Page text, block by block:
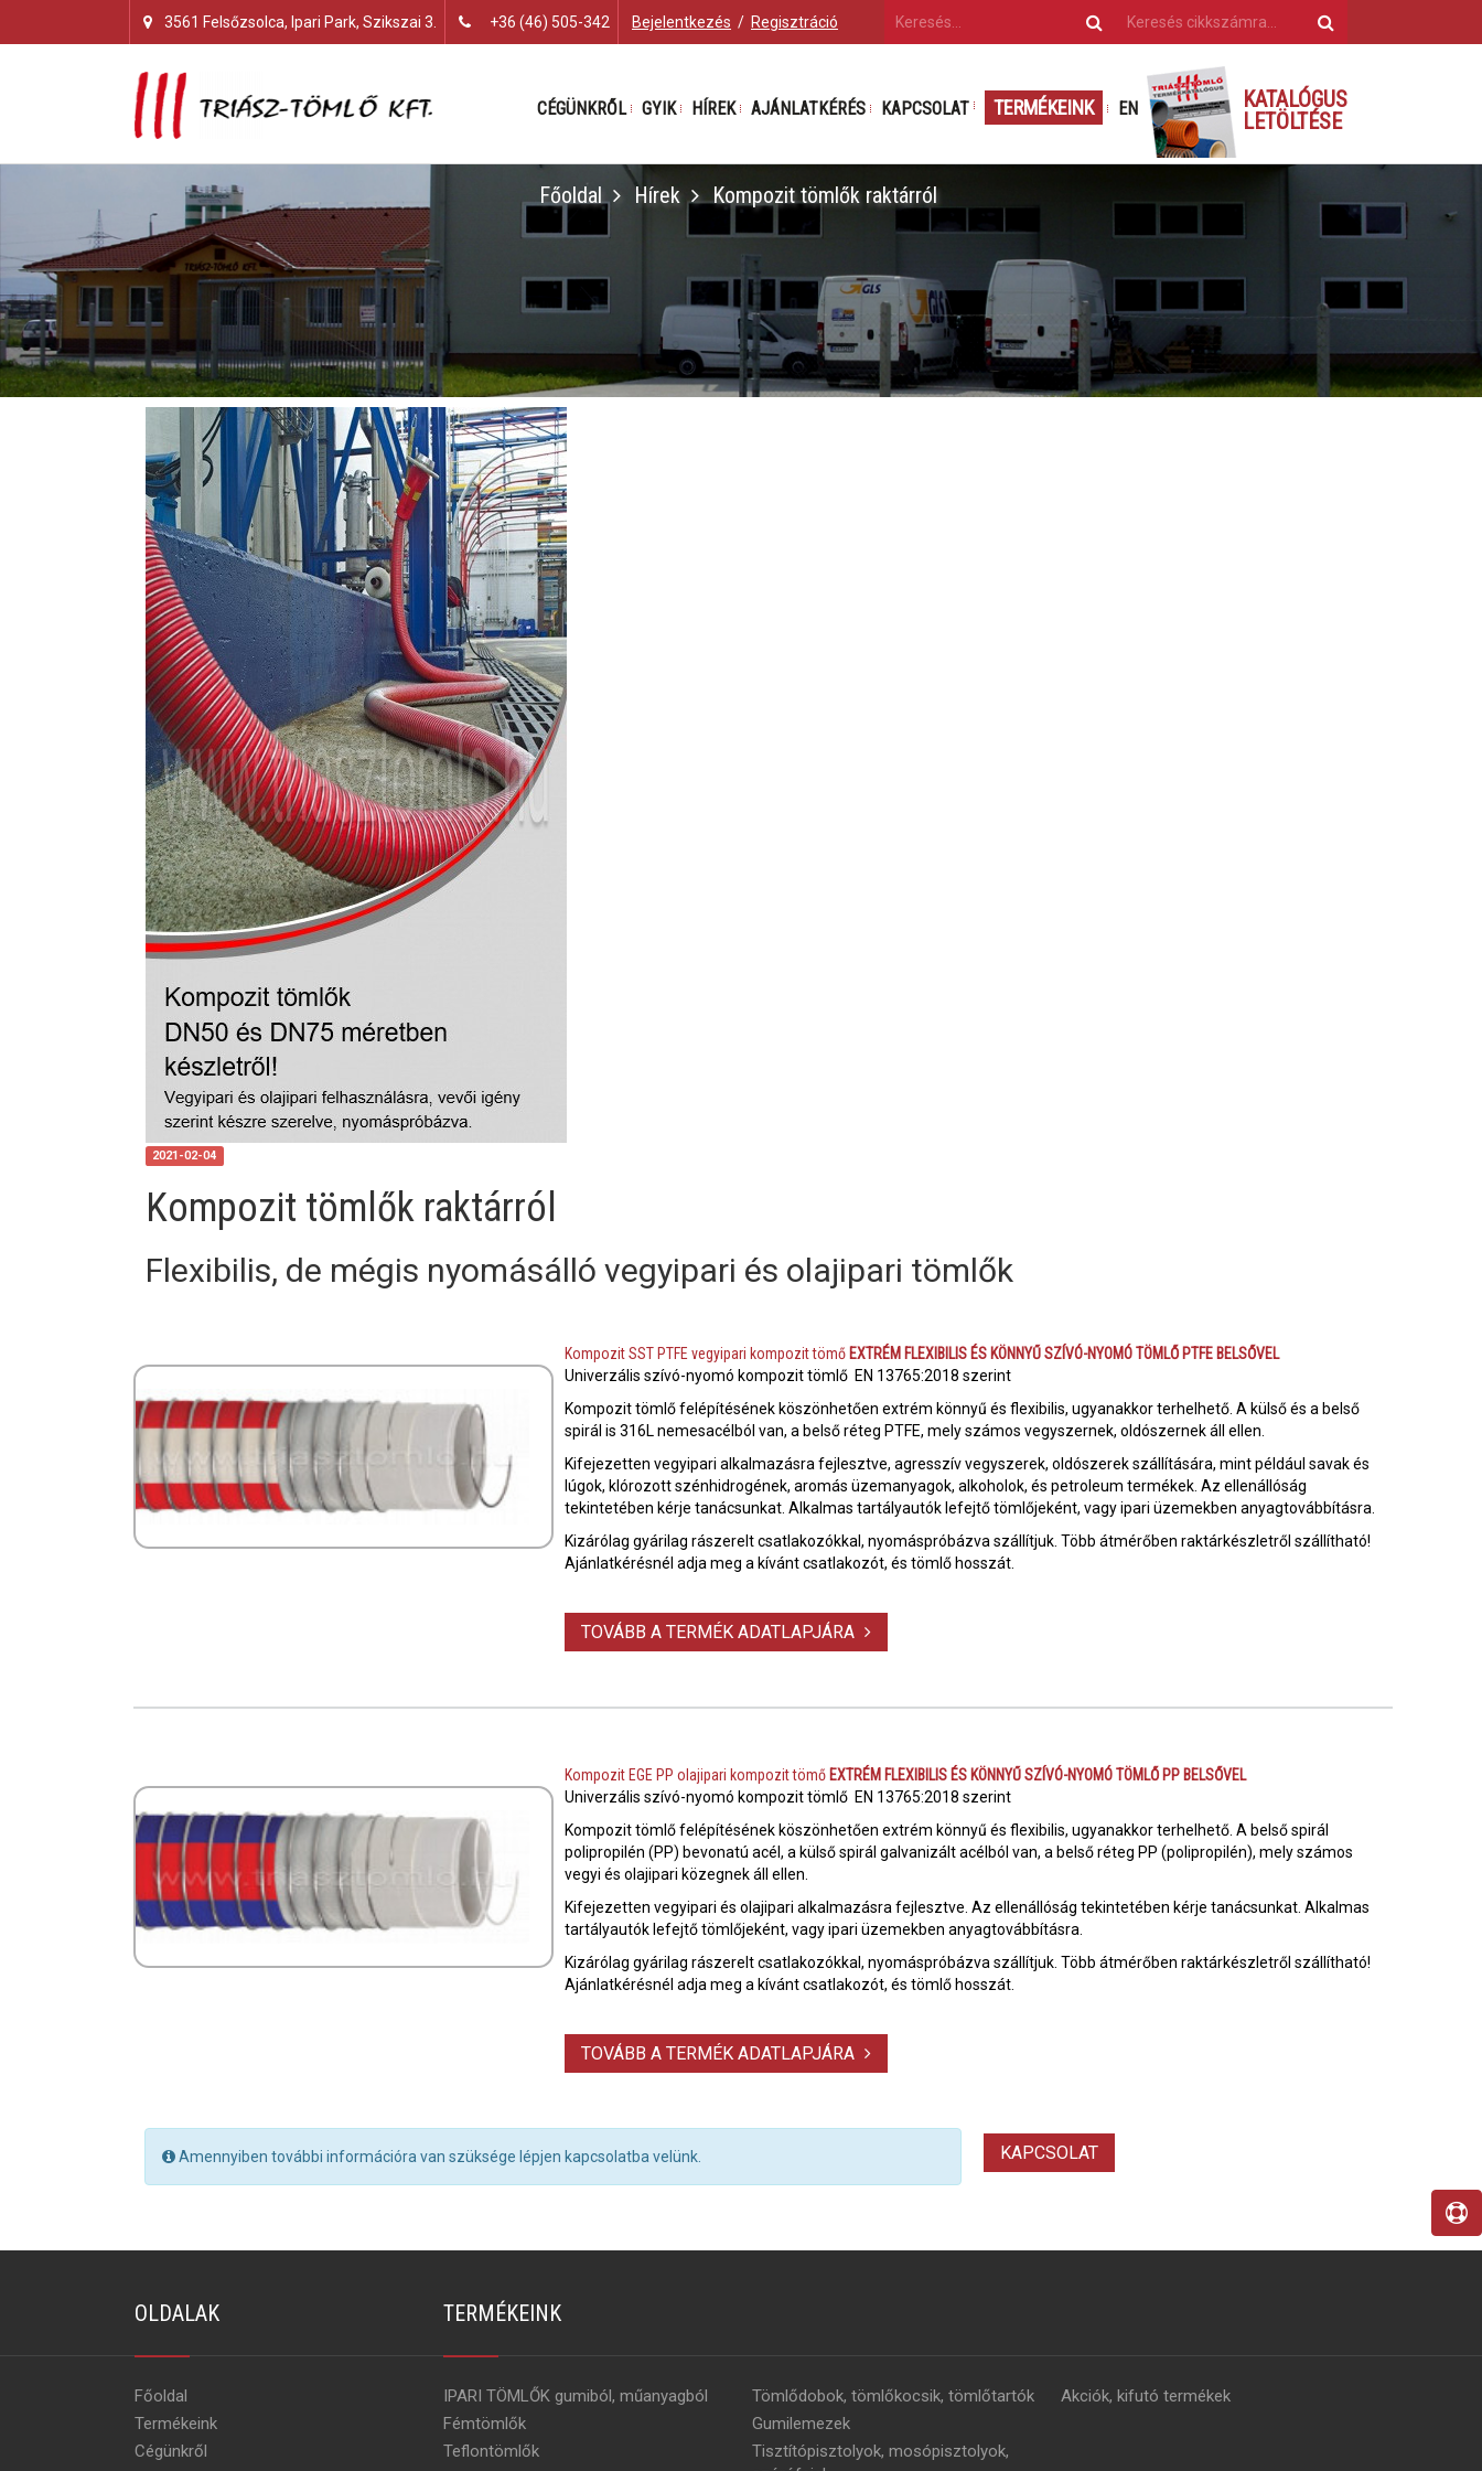
3561 Felsőzsolca, Ipari Park, Szikszai 3. +36 (46) 505-342 Bejelentkezés / Regisztráció
CÉGÜNKRŐL GYIK HÍREK AJÁNLATKÉRÉS KAPCSOLAT TERMÉKEINK EN
KATALÓGUS
LETÖLTÉSE
Főoldal Hírek Kompozit tömlők raktárról
2021-02-04
Kompozit tömlők raktárról
Flexibilis, de mégis nyomásálló vegyipari és olajipari tömlők
Kompozit SST PTFE vegyipari kompozit tömő EXTRÉM FLEXIBILIS ÉS KÖNNYŰ SZÍVÓ-NYOMÓ TÖMLŐ PTFE BELSŐVEL
Univerzális szívó-nyomó kompozit tömlő EN 13765:2018 szerint
Kompozit tömlő felépítésének köszönhetően extrém könnyű és flexibilis, ugyanakkor terhelhető. A külső és a belső
spirál is 316L nemesacélból van, a belső réteg PTFE, mely számos vegyszernek, oldószernek áll ellen.
Kifejezetten vegyipari alkalmazásra fejlesztve, agresszív vegyszerek, oldószerek szállítására, mint például savak és
lúgok, klórozott szénhidrogének, aromás üzemanyagok, alkoholok, és petroleum termékek. Az ellenállóság
tekintetében kérje tanácsunkat. Alkalmas tartályautók lefejtő tömlőjeként, vagy ipari üzemekben anyagtovábbításra.
Kizárólag gyárilag rászerelt csatlakozókkal, nyomáspróbázva szállítjuk. Több átmérőben raktárkészletről szállítható!
Ajánlatkérésnél adja meg a kívánt csatlakozót, és tömlő hosszát.
TOVÁBB A TERMÉK ADATLAPJÁRA
Kompozit EGE PP olajipari kompozit tömő EXTRÉM FLEXIBILIS ÉS KÖNNYŰ SZÍVÓ-NYOMÓ TÖMLŐ PP BELSŐVEL
Univerzális szívó-nyomó kompozit tömlő EN 13765:2018 szerint
Kompozit tömlő felépítésének köszönhetően extrém könnyű és flexibilis, ugyanakkor terhelhető. A belső spirál
polipropilén (PP) bevonatú acél, a külső spirál galvanizált acélból van, a belső réteg PP (polipropilén), mely számos
vegyi és olajipari közegnek áll ellen.
Kifejezetten vegyipari és olajipari alkalmazásra fejlesztve. Az ellenállóság tekintetében kérje tanácsunkat. Alkalmas
tartályautók lefejtő tömlőjeként, vagy ipari üzemekben anyagtovábbításra.
Kizárólag gyárilag rászerelt csatlakozókkal, nyomáspróbázva szállítjuk. Több átmérőben raktárkészletről szállítható!
Ajánlatkérésnél adja meg a kívánt csatlakozót, és tömlő hosszát.
TOVÁBB A TERMÉK ADATLAPJÁRA
Amennyiben további információra van szüksége lépjen kapcsolatba velünk. KAPCSOLAT
OLDALAK
Főoldal
Termékeink
Cégünkről
TERMÉKEINK
IPARI TÖMLŐK gumiból, műanyagból
Fémtömlők
Teflontömlők
Tömlődobok, tömlőkocsik, tömlőtartók
Gumilemezek
Tisztítópisztolyok, mosópisztolyok,
Akciók, kifutó termékek